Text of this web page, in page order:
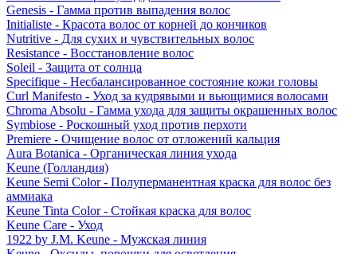
Genesis - Гамма против выпадения волос
Initialiste - Красота волос от корней до кончиков
Nutritive - Для сухих и чувствительных волос
Resistance - Восстановление волос
Soleil - Защита от солнца
Specifique - Несбалансированное состояние кожи головы
Curl Manifesto - Уход за кудрявыми и вьющимися волосами
Chroma Absolu - Гамма ухода для защиты окрашенных волос
Symbiose - Роскошный уход против перхоти
Premiere - Очищение волос от отложений кальция
Aura Botanica - Органическая линия ухода
Keune (Голландия)
Keune Semi Color - Полуперманентная краска для волос без
аммиака
Keune Tinta Color - Стойкая краска для волос
Keune Care - Уход
1922 by J.M. Keune - Мужская линия